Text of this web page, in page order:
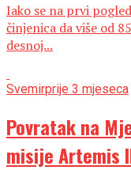
Iako se na prvi
činjenica da više od
desnoj...
Svemirprije 3 mjeseca
Povratak na
misije Artemis